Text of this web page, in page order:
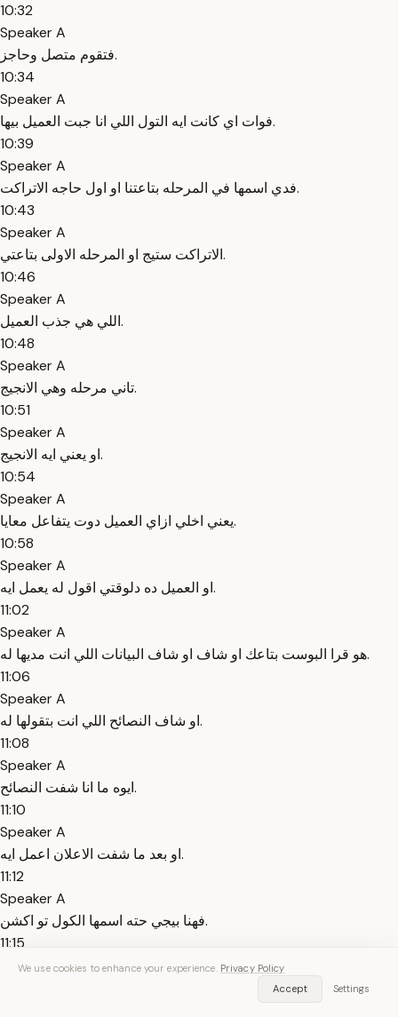
10:32
Speaker A
فتقوم متصل وحاجز.
10:34
Speaker A
فوات اي كانت ايه التول اللي انا جبت العميل بيها.
10:39
Speaker A
فدي اسمها في المرحله بتاعتنا او اول حاجه الاتراكت.
10:43
Speaker A
الاتراكت ستيج او المرحله الاولى بتاعتي.
10:46
Speaker A
اللي هي جذب العميل.
10:48
Speaker A
تاني مرحله وهي الانجيج.
10:51
Speaker A
او يعني ايه الانجيج.
10:54
Speaker A
يعني اخلي ازاي العميل دوت يتفاعل معايا.
10:58
Speaker A
او العميل ده دلوقتي اقول له يعمل ايه.
11:02
Speaker A
هو قرا البوست بتاعك او شاف او شاف البيانات اللي انت مديها له.
11:06
Speaker A
او شاف النصائح اللي انت بتقولها له.
11:08
Speaker A
ايوه ما انا شفت النصائح.
11:10
Speaker A
او بعد ما شفت الاعلان اعمل ايه.
11:12
Speaker A
فهنا بيجي حته اسمها الكول تو اكشن.
11:15
Speaker A
We use cookies to enhance your experience. Privacy Policy
Accept
Settings